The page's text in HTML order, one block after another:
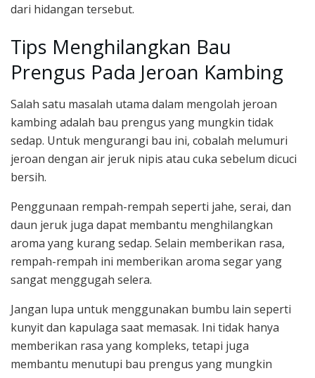
dari hidangan tersebut.
Tips Menghilangkan Bau
Prengus Pada Jeroan Kambing
Salah satu masalah utama dalam mengolah jeroan
kambing adalah bau prengus yang mungkin tidak
sedap. Untuk mengurangi bau ini, cobalah melumuri
jeroan dengan air jeruk nipis atau cuka sebelum dicuci
bersih.
Penggunaan rempah-rempah seperti jahe, serai, dan
daun jeruk juga dapat membantu menghilangkan
aroma yang kurang sedap. Selain memberikan rasa,
rempah-rempah ini memberikan aroma segar yang
sangat menggugah selera.
Jangan lupa untuk menggunakan bumbu lain seperti
kunyit dan kapulaga saat memasak. Ini tidak hanya
memberikan rasa yang kompleks, tetapi juga
membantu menutupi bau prengus yang mungkin